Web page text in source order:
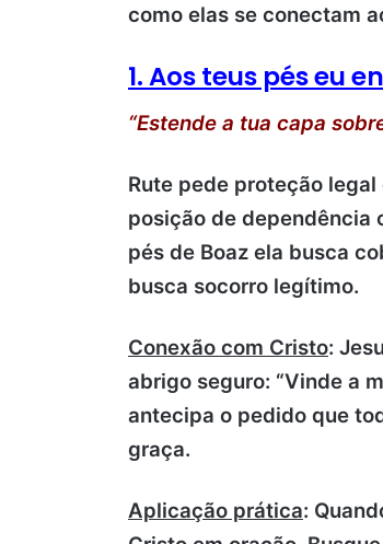
como elas se conectam
1. Aos teus pés eu
“Estende a tua capa
Rute pede proteção
posição de dependência
pés de Boaz ela busca
busca socorro legítimo.
Conexão com Cristo:
abrigo seguro: “Vinde a
antecipa o pedido que
graça.
Aplicação prática: